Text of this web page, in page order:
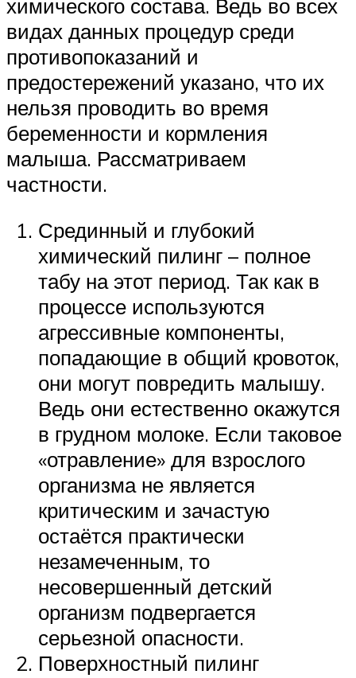
химического состава. Ведь во всех
видах данных процедур среди
противопоказаний и
предостережений указано, что их
нельзя проводить во время
беременности и кормления
малыша. Рассматриваем
частности.
Срединный и глубокий
химический пилинг – полное
табу на этот период. Так как в
процессе используются
агрессивные компоненты,
попадающие в общий кровоток,
они могут повредить малышу.
Ведь они естественно окажутся
в грудном молоке. Если таковое
«отравление» для взрослого
организма не является
критическим и зачастую
остаётся практически
незамеченным, то
несовершенный детский
организм подвергается
серьезной опасности.
Поверхностный пилинг